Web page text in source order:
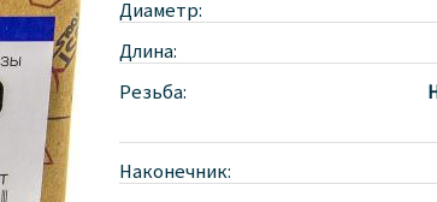
Диаметр:
Длина:
Резьба:
Наконечник: